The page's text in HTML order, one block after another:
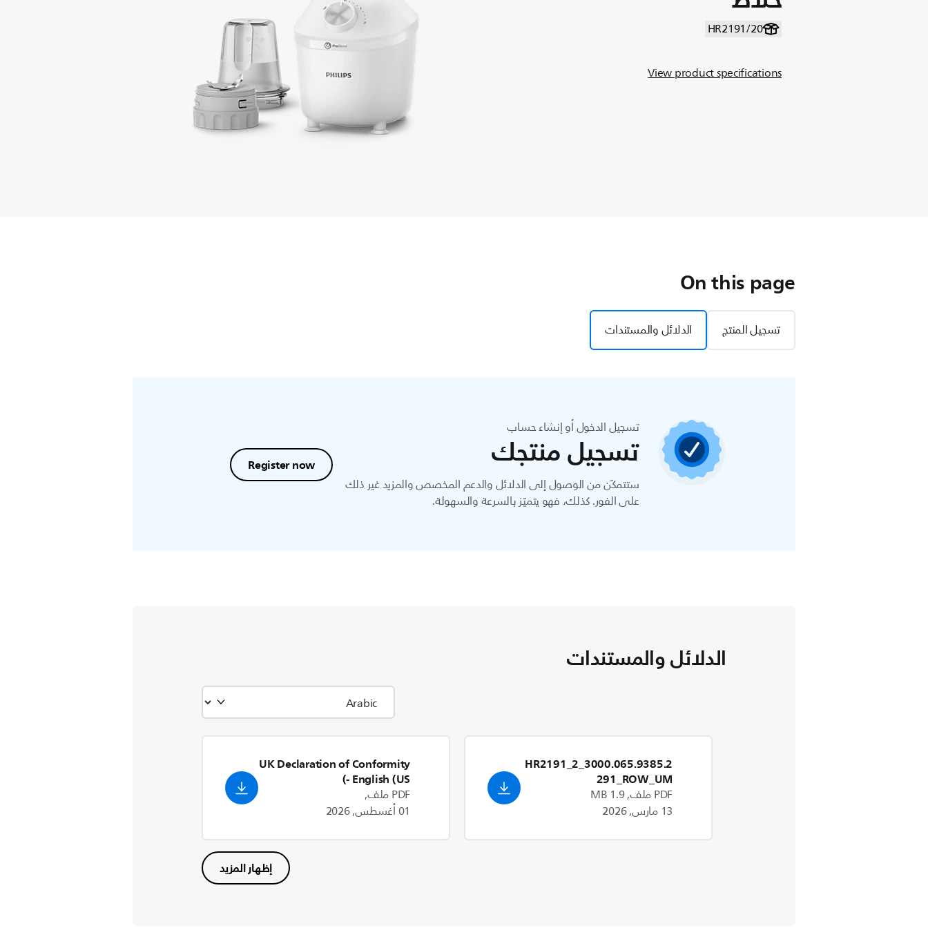
HR2191/20
View product specifications
On this page
تسجيل المنتج الدلائل والمستندات
تسجيل الدخول أو إنشاء حساب
تسجيل منتجك
ستتمكّن من الوصول إلى الدلائل والدعم المخصص والمزيد غير ذلك
على الفور. كذلك، فهو يتميّز بالسرعة والسهولة.
Register now
الدلائل والمستندات
3000.065.9385.2_HR2191_2
291_ROW_UM
PDF ملف, 1.9 MB
13 مارس, 2026
UK Declaration of Conformity
- English (US)
PDF ملف,
01 أغسطس, 2026
إظهار المزيد